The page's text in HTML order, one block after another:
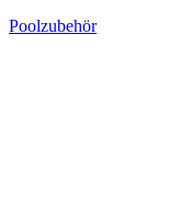
Poolzubehör